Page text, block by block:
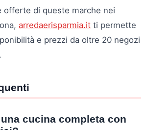
offerte di queste marche nei
arredaerisparmia.it ti permette
e prezzi da oltre 20 negozi
cucina completa con